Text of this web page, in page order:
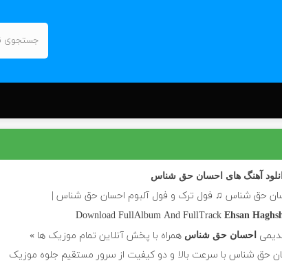
آهنگ های احسان حق شناس
حق شناس ♫ فول ترک و فول آلبوم احسان حق شناس |
Download FullAlbum And FullTrack Ehsan
احسان حق شناس همراه با پخش آنلاین تمام موزیک ها »
حق شناس با سرعت بالا و دو کیفیت از سرور مستقیم جلوه موزیک